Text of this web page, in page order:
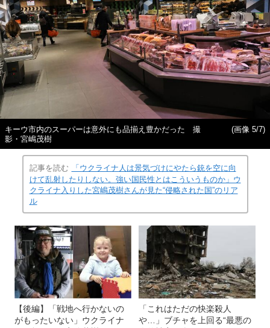
キーウ市内のスーパーは意外にも品揃え豊かだった 撮
影・宮嶋茂樹
(画像 5/7)
記事を読む
「ウクライナ人は景気づけにやたら銃を空に向
けて乱射したりしない。強い国民性とはこういうものか」ウ
クライナ入りした宮嶋茂樹さんが見た“侵略された国”のリア
ル
【後編】「戦地へ行かないの
がもったいない」ウクライナ
「これはただの快楽殺人
や…」ブチャを上回る“最悪の